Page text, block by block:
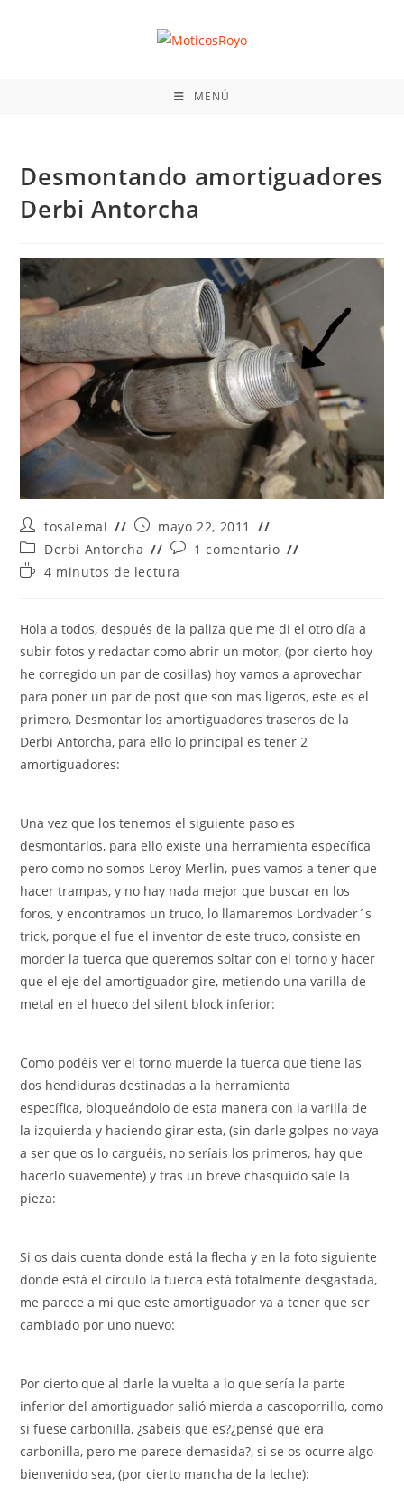
MENÚ
Desmontando amortiguadores
Derbi Antorcha
Autor
de
la
entrada:
tosalemal
Publicación
la
entrada:
mayo 22, 2011
Categoría
de
la
Derbi Antorcha
Comentarios
la
1 comentario
Tiempo4 minutos de lectura
Hola a todos, después de la paliza que me di el otro día a
subir fotos y redactar como abrir un motor, (por cierto hoy
he corregido un par de cosillas) hoy vamos a aprovechar
para poner un par de post que son mas ligeros, este es el
primero, Desmontar los amortiguadores traseros de la
Derbi Antorcha, para ello lo principal es tener 2
amortiguadores:
Una vez que los tenemos el siguiente paso es
desmontarlos, para ello existe una herramienta específica
pero como no somos Leroy Merlin, pues vamos a tener que
hacer trampas, y no hay nada mejor que buscar en los
foros, y encontramos un truco, lo llamaremos Lordvader´s
trick, porque el fue el inventor de este truco, consiste en
morder la tuerca que queremos soltar con el torno y hacer
que el eje del amortiguador gire, metiendo una varilla de
metal en el hueco del silent block inferior:
Como podéis ver el torno muerde la tuerca que tiene las
dos hendiduras destinadas a la herramienta
específica, bloqueándolo de esta manera con la varilla de
la izquierda y haciendo girar esta, (sin darle golpes no vaya
a ser que os lo carguéis, no seríais los primeros, hay que
hacerlo suavemente) y tras un breve chasquido sale la
pieza:
Si os dais cuenta donde está la flecha y en la foto siguiente
donde está el círculo la tuerca está totalmente desgastada,
me parece a mi que este amortiguador va a tener que ser
cambiado por uno nuevo:
Por cierto que al darle la vuelta a lo que sería la parte
inferior del amortiguador salió mierda a cascoporrillo, como
si fuese carbonilla, ¿sabeis que es?¿pensé que era
carbonilla, pero me parece demasida?, si se os ocurre algo
bienvenido sea, (por cierto mancha de la leche):